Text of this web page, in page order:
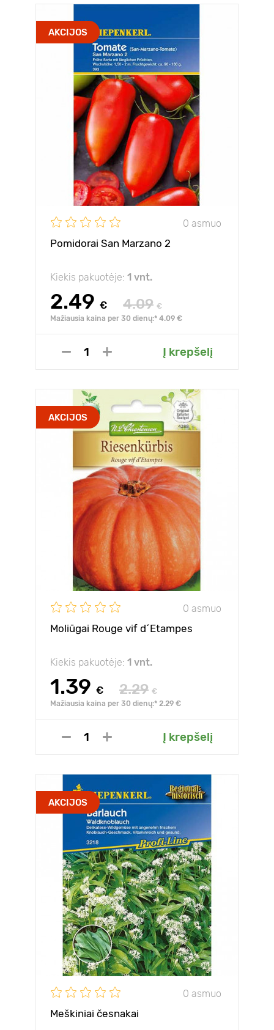
AKCIJOS
0 asmuo
Pomidorai San Marzano 2
Kiekis pakuotėje: 1 vnt.
2.49 € 4.09 €
Mažiausia kaina per 30 dienų:* 4.09 €
Į krepšelį
AKCIJOS
0 asmuo
Moliūgai Rouge vif d´Etampes
Kiekis pakuotėje: 1 vnt.
1.39 € 2.29 €
Mažiausia kaina per 30 dienų:* 2.29 €
Į krepšelį
AKCIJOS
0 asmuo
Meškiniai česnakai